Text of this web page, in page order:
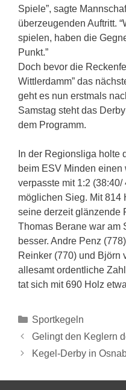
Spiele”, sagte
überzeugenden Auftritt.
spielen, haben die
Punkt.”
Doch bevor die
Wittlerdamm” das
geht es nun erstmals
Samstag steht das
dem Programm.
In der Regionsliga holte
beim ESV Minden einen
verpasste mit 1:2
möglichen Sieg. Mit 814
seine derzeit glänzende
Thomas Berane war am
besser. Andre Penz
Reinker (770) und Björn
allesamt ordentliche
tat sich mit 690 Holz
Sportkegeln
Gelingt den Keglern
Kegel-Derby in